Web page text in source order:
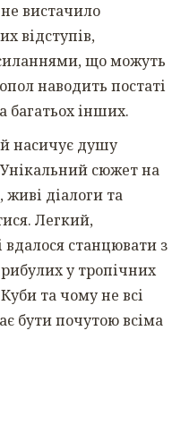
вистачило
відступів,
що можуть
наводить постаті
багатьох інших.
й насичує душу
сюжет на
живі діалоги та
Легкий,
станцювати з
у тропічних
та чому не всі
бути почутою всіма